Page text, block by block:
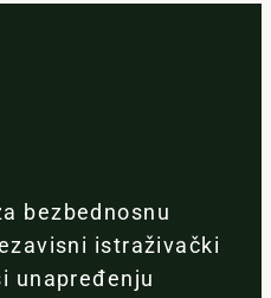
bezbednosnu
istraživački
unapređenju